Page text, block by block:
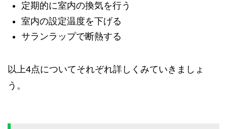
定期的に室内の換気を行う
室内の設定温度を下げる
サランラップで断熱する
以上4点についてそれぞれ詳しくみていきましょ
う。